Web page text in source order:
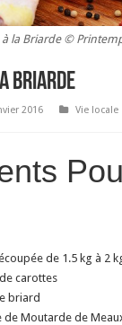
la Briarde ©
briarde
2016 Vie locale
de 1.5 kg à 2
carottes
briard
de Moutarde de